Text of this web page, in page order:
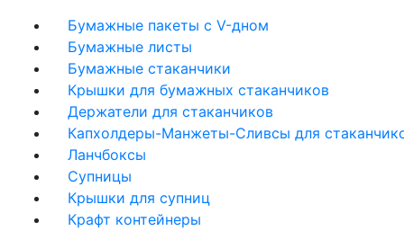
Бумажные пакеты с V-дном
Бумажные листы
Бумажные стаканчики
Крышки для бумажных стаканчиков
Держатели для стаканчиков
Капхолдеры-Манжеты-Сливсы для
Ланчбоксы
Супницы
Крышки для супниц
Крафт контейнеры